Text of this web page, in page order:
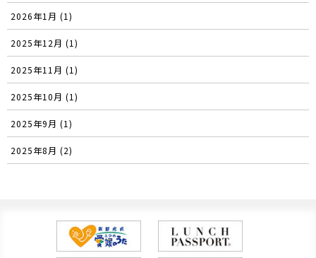
2026年1月 (1)
2025年12月 (1)
2025年11月 (1)
2025年10月 (1)
2025年9月 (1)
2025年8月 (2)